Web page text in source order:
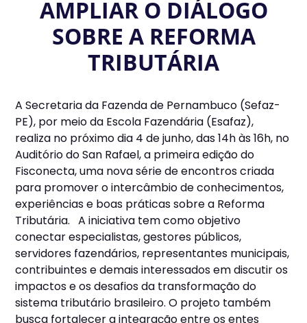
AMPLIAR O DIÁLOGO
SOBRE A REFORMA
TRIBUTÁRIA
A Secretaria da Fazenda de Pernambuco (Sefaz-
PE), por meio da Escola Fazendária (Esafaz),
realiza no próximo dia 4 de junho, das 14h às 16h, no
Auditório do San Rafael, a primeira edição do
Fisconecta, uma nova série de encontros criada
para promover o intercâmbio de conhecimentos,
experiências e boas práticas sobre a Reforma
Tributária. A iniciativa tem como objetivo
conectar especialistas, gestores públicos,
servidores fazendários, representantes municipais,
contribuintes e demais interessados em discutir os
impactos e os desafios da transformação do
sistema tributário brasileiro. O projeto também
busca fortalecer a integração entre os entes